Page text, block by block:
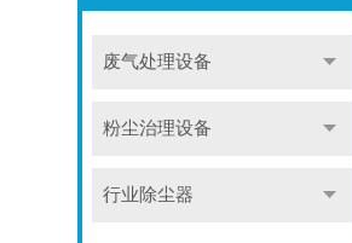
废气处理设备
粉尘治理设备
行业除尘器